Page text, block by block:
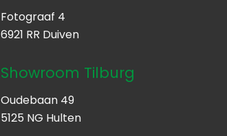
Fotograaf 4
6921 RR Duiven
Showroom Tilburg
Oudebaan 49
5125 NG Hulten